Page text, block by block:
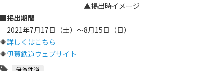
▲掲出時イメージ
■掲出期間
2021年7月17日（土）～8月15日（日）
🔶詳しくはこちら
🔶伊賀鉄道ウェブサイト
伊賀鉄道